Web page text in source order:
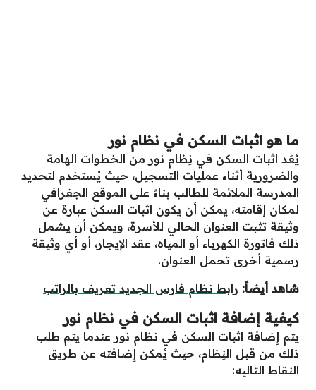
ما هو اثبات السكن في نظام نور
يُعَد اثبات السكن في نِظام نور من الخطوات الهامة
والضرورية أثناء عمليات التسجيل، حيث يُستخدم لتحديد
المدرسة الملائمة للطالب بناءً على الموقع الجغرافي
لمكان إقامته، يمكن أن يكون اثبات السكن عبارة عن
وثيقة تثبت العنوان الحالي للأسرة، ويمكن أن يشمل
ذلك فاتورة الكهرباء أو المياه، عقد الإيجار، أو أي وثيقة
رسمية أخرى تحمل العنوان.
شاهد أيضاً: رابط نظام فارس الجديد تعريف بالراتب
كيفية إضافة اثبات السكن في نظام نور
يتم إِضافة اثبات السكن في نظام نور عندما يتم طلب
ذلك من قبل النِظام، حيث يُمكن إِضافته عن طريق
النقاط التاليه: